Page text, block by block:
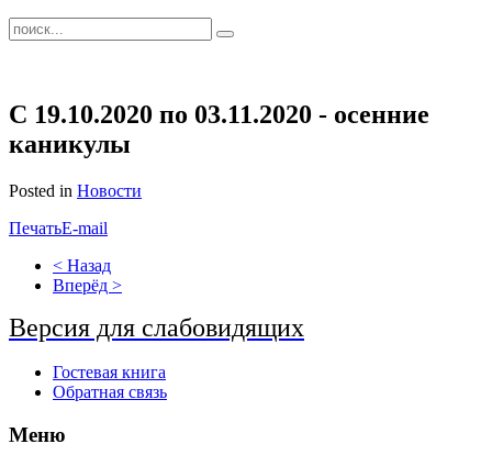
С 19.10.2020 по 03.11.2020 - осенние
каникулы
Posted in Новости
ПечатьE-mail
< Назад
Вперёд >
Версия для слабовидящих
Гостевая книга
Обратная связь
Меню